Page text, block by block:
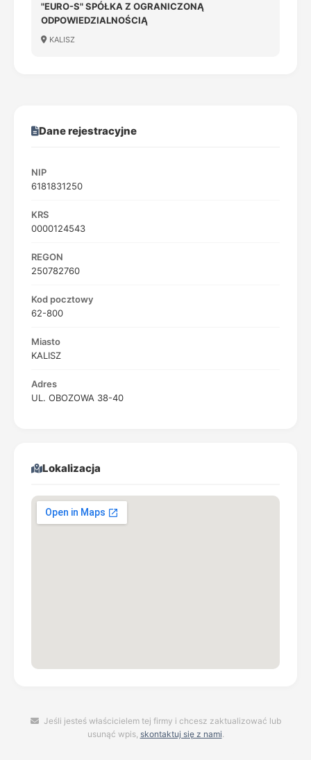
"EURO-S" SPÓŁKA Z OGRANICZONĄ
ODPOWIEDZIALNOŚCIĄ
KALISZ
Dane rejestracyjne
NIP
6181831250
KRS
0000124543
REGON
250782760
Kod pocztowy
62-800
Miasto
KALISZ
Adres
UL. OBOZOWA 38-40
Lokalizacja
Jeśli jesteś właścicielem tej firmy i chcesz zaktualizować lub
usunąć wpis, skontaktuj się z nami.